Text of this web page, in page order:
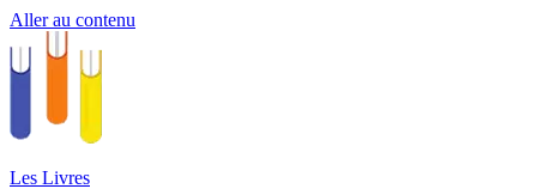
Aller au contenu
Les Livres